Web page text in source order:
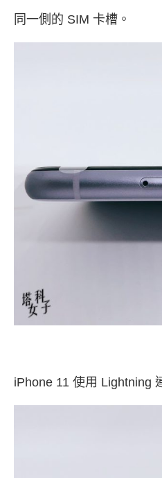
同一側的 SIM 卡槽。
iPhone 11 使用 Lightning